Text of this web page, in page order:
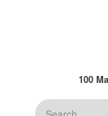
100
Suche